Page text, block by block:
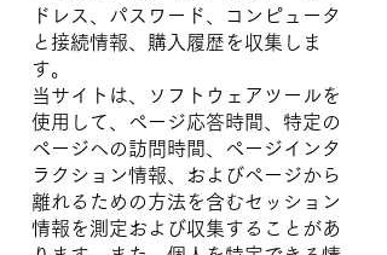
ドレス、パスワード、コンピュータ
と接続情報、購入履歴を収集しま
す。
当サイトは、ソフトウェアツールを
使用して、ページ応答時間、特定の
ページへの訪問時間、ページインタ
ラクション情報、およびページから
離れるための方法を含むセッション
情報を測定および収集することがあ